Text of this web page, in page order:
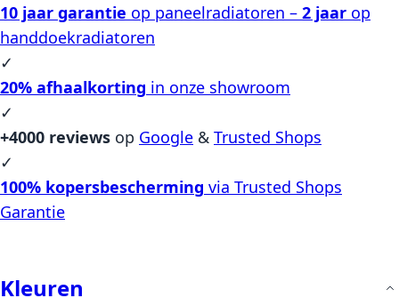
10 jaar garantie op paneelradiatoren – 2 jaar op
handdoekradiatoren
✓
20% afhaalkorting in onze showroom
✓
+4000 reviews op Google & Trusted Shops
✓
100% kopersbescherming via Trusted Shops
Garantie
Kleuren